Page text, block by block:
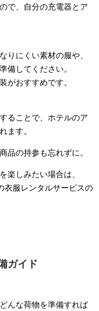
で、自分の充電器とア
りにくい素材の服や、
備してください。
がおすすめです。
ることで、ホテルのア
ます。
品の持参も忘れずに。
楽しみたい場合は、
衣服レンタルサービスの
ガイド
んな荷物を準備すれば